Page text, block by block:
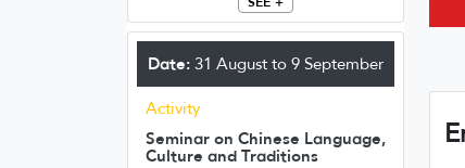
Date: 31 August to 9 September
Activity
Seminar on Chinese Language,
Culture and Traditions